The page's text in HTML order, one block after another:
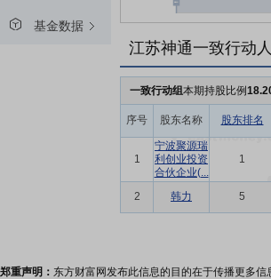
基金数据
江苏神通一致行动
一致行动组本期持股比例
序号 股东名称 股东排名
1
宁波聚源瑞
利创业投资
合伙企业(...
1
2 韩力 5
郑重声明： 东方财富网发布此信息的目的在于传播更多